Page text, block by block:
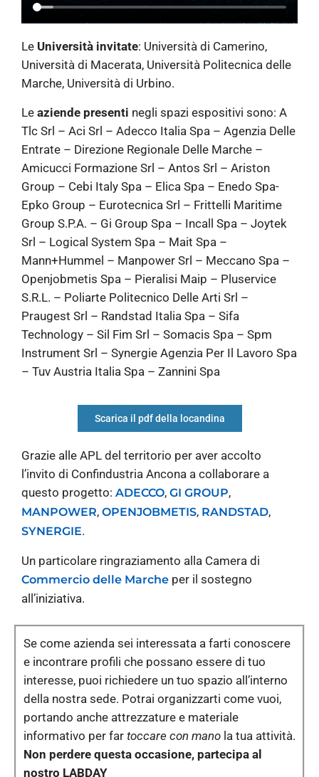
Le Università invitate: Università di Camerino,
Università di Macerata, Università Politecnica delle
Marche, Università di Urbino.
Le aziende presenti negli spazi espositivi sono: A
Tlc Srl – Aci Srl – Adecco Italia Spa – Agenzia Delle
Entrate – Direzione Regionale Delle Marche –
Amicucci Formazione Srl – Antos Srl – Ariston
Group – Cebi Italy Spa – Elica Spa – Enedo Spa-
Epko Group – Eurotecnica Srl – Frittelli Maritime
Group S.P.A. – Gi Group Spa – Incall Spa – Joytek
Srl – Logical System Spa – Mait Spa –
Mann+Hummel – Manpower Srl – Meccano Spa –
Openjobmetis Spa – Pieralisi Maip – Pluservice
S.R.L. – Poliarte Politecnico Delle Arti Srl –
Praugest Srl – Randstad Italia Spa – Sifa
Technology – Sil Fim Srl – Somacis Spa – Spm
Instrument Srl – Synergie Agenzia Per Il Lavoro Spa
– Tuv Austria Italia Spa – Zannini Spa
Scarica il pdf della locandina
Grazie alle APL del territorio per aver accolto
l’invito di Confindustria Ancona a collaborare a
questo progetto: ADECCO, GI GROUP,
MANPOWER, OPENJOBMETIS, RANDSTAD,
SYNERGIE.
Un particolare ringraziamento alla Camera di
Commercio delle Marche per il sostegno
all’iniziativa.
Se come azienda sei interessata a farti conoscere
e incontrare profili che possano essere di tuo
interesse, puoi richiedere un tuo spazio all’interno
della nostra sede. Potrai organizzarti come vuoi,
portando anche attrezzature e materiale
informativo per far toccare con mano la tua attività.
Non perdere questa occasione, partecipa al
nostro LABDAY